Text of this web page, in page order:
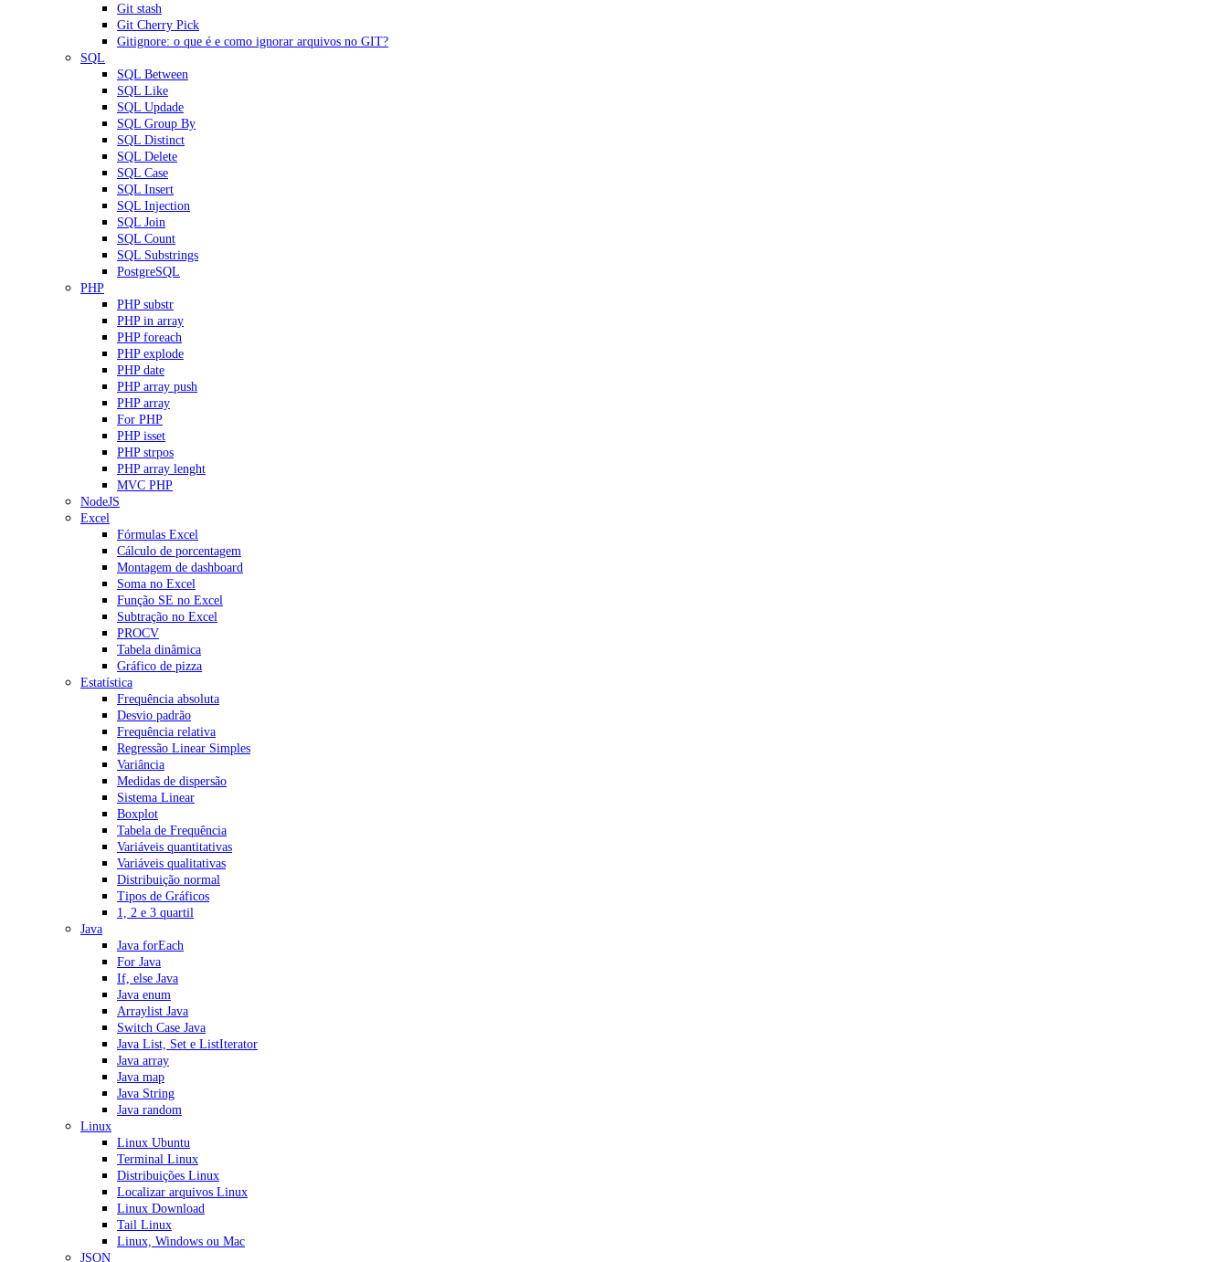
Git stash
Git Cherry Pick
Gitignore: o que é e como ignorar arquivos no GIT?
SQL
SQL Between
SQL Like
SQL Updade
SQL Group By
SQL Distinct
SQL Delete
SQL Case
SQL Insert
SQL Injection
SQL Join
SQL Count
SQL Substrings
PostgreSQL
PHP
PHP substr
PHP in array
PHP foreach
PHP explode
PHP date
PHP array push
PHP array
For PHP
PHP isset
PHP strpos
PHP array lenght
MVC PHP
NodeJS
Excel
Fórmulas Excel
Cálculo de porcentagem
Montagem de dashboard
Soma no Excel
Função SE no Excel
Subtração no Excel
PROCV
Tabela dinâmica
Gráfico de pizza
Estatística
Frequência absoluta
Desvio padrão
Frequência relativa
Regressão Linear Simples
Variância
Medidas de dispersão
Sistema Linear
Boxplot
Tabela de Frequência
Variáveis quantitativas
Variáveis qualitativas
Distribuição normal
Tipos de Gráficos
1, 2 e 3 quartil
Java
Java forEach
For Java
If, else Java
Java enum
Arraylist Java
Switch Case Java
Java List, Set e ListIterator
Java array
Java map
Java String
Java random
Linux
Linux Ubuntu
Terminal Linux
Distribuições Linux
Localizar arquivos Linux
Linux Download
Tail Linux
Linux, Windows ou Mac
JSON